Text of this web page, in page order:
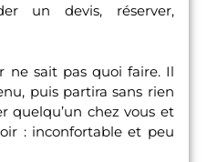
un devis, réserver,
ne sait pas quoi faire. Il
puis partira sans rien
quelqu’un chez vous et
: inconfortable et peu